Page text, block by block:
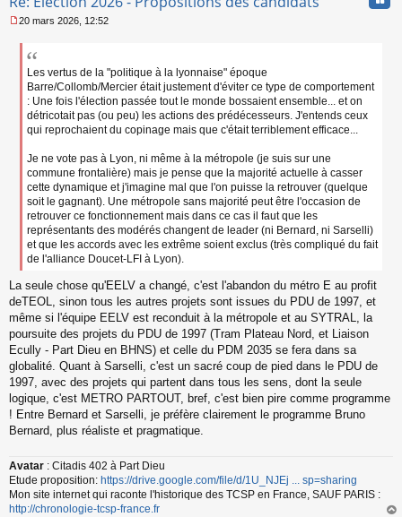
e
20 mars 2026, 12:52
Les vertus de la "politique à la lyonnaise" époque
Barre/Collomb/Mercier était justement d'éviter ce type de comportement
: Une fois l'élection passée tout le monde bossaient ensemble... et on
détricotait pas (ou peu) les actions des prédécesseurs. J'entends ceux
qui reprochaient du copinage mais que c'était terriblement efficace...
Je ne vote pas à Lyon, ni même à la métropole (je suis sur une
commune frontalière) mais je pense que la majorité actuelle à casser
cette dynamique et j'imagine mal que l'on puisse la retrouver (quelque
soit le gagnant). Une métropole sans majorité peut être l'occasion de
retrouver ce fonctionnement mais dans ce cas il faut que les
représentants des modérés changent de leader (ni Bernard, ni Sarselli)
et que les accords avec les extrême soient exclus (très compliqué du fait
de l'alliance Doucet-LFI à Lyon).
La seule chose qu'EELV a changé, c'est l'abandon du métro E au profit
deTEOL, sinon tous les autres projets sont issues du PDU de 1997, et
même si l'équipe EELV est reconduit à la métropole et au SYTRAL, la
poursuite des projets du PDU de 1997 (Tram Plateau Nord, et Liaison
Ecully - Part Dieu en BHNS) et celle du PDM 2035 se fera dans sa
globalité. Quant à Sarselli, c'est un sacré coup de pied dans le PDU de
1997, avec des projets qui partent dans tous les sens, dont la seule
logique, c'est METRO PARTOUT, bref, c'est bien pire comme programme
! Entre Bernard et Sarselli, je préfère clairement le programme Bruno
Bernard, plus réaliste et pragmatique.
Avatar : Citadis 402 à Part Dieu
Etude proposition: https://drive.google.com/file/d/1U_NJEj ... sp=sharing
Mon site internet qui raconte l'historique des TCSP en France, SAUF PARIS :
http://chronologie-tcsp-france.fr